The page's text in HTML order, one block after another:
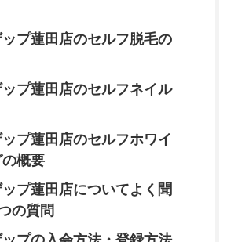
プ蓮田店のセルフ脱毛の
プ蓮田店のセルフネイル
プ蓮田店のセルフホワイ
の概要
プ蓮田店についてよく聞
の質問